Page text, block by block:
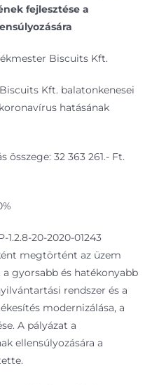
fejlesztése a
Biscuits Kft.
Kft. balatonkenesei
hatásának
32 363 261.- Ft.
20-2020-01243
megtörtént az üzem
gyorsabb és hatékonyabb
rendszer és a
modernizálása, a
A pályázat a
ellensúlyozására a